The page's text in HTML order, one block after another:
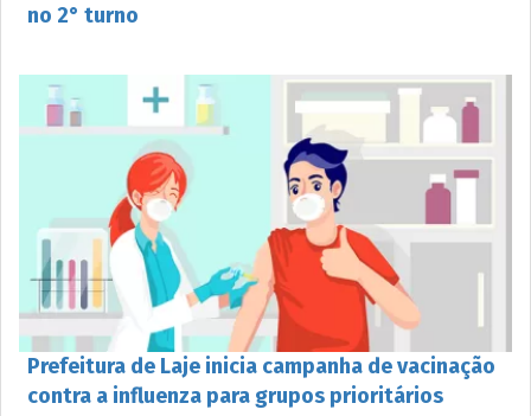
no 2° turno
Prefeitura de Laje inicia campanha de vacinação
contra a influenza para grupos prioritários